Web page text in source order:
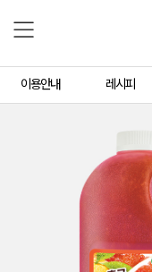
이용안내 레시피